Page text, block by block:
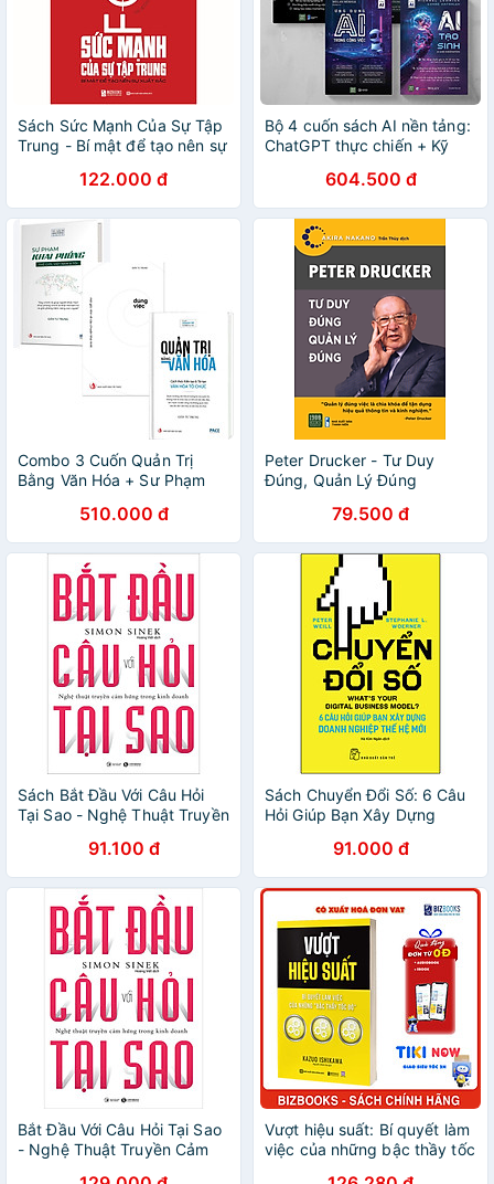
Sách Sức Mạnh Của Sự Tập
Trung - Bí mật để tạo nên sự
122.000 đ
Bộ 4 cuốn sách AI nền tảng:
ChatGPT thực chiến + Kỹ
ChatGPT + Ứng dụng AI
trong công việc + AI tạo sinh
604.500 đ
Combo 3 Cuốn Quản Trị
Bằng Văn Hóa + Sư Phạm
Giản Tư Trung510.000 đ
Peter Drucker - Tư Duy
Đúng, Quản Lý Đúng
79.500 đ
Sách Bắt Đầu Với Câu Hỏi
Tại Sao - Nghệ Thuật Truyền
91.100 đ
Sách Chuyển Đổi Số: 6 Câu
Hỏi Giúp Bạn Xây Dựng
91.000 đ
Bắt Đầu Với Câu Hỏi Tại Sao
- Nghệ Thuật Truyền Cảm
Vượt hiệu suất: Bí quyết làm
việc của những bậc thầy tốc